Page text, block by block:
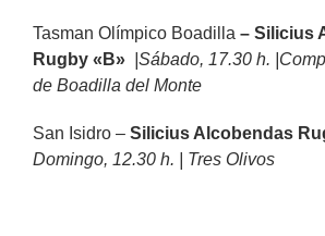
Tasman Olímpico Boadilla – Silicius
Rugby «B»
|Sábado, 17.30 h.
de Boadilla del Monte
San Isidro – Silicius Alcobendas
Domingo, 12.30 h. | Tres Olivos